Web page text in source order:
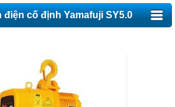
điện cố định Yamafuji SY5.0